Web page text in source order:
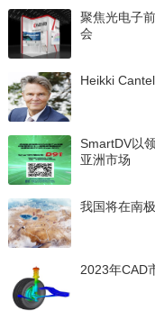
聚焦光电子
会
Heikki
SmartDV以
亚洲市场
我国将在南
2023年CAD